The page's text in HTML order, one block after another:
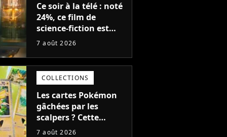
Ce soir à la télé : noté
24%, ce film de
science-fiction est
complètement raté,
encore pire à cause de
son acteur
7 août 2026
COLLECTIONS
Les cartes Pokémon
gâchées par les
scalpers ? Cette
technique géniale
7 août 2026